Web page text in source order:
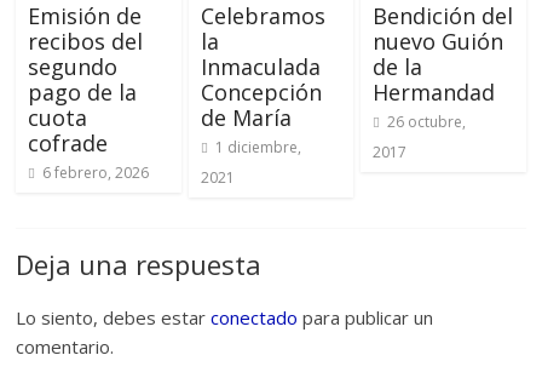
Emisión de
recibos del
segundo
pago de la
cuota
cofrade
6 febrero, 2026
Celebramos
la
Inmaculada
Concepción
de María
1 diciembre,
2021
Bendición del
nuevo Guión
de la
Hermandad
26 octubre,
2017
Deja una respuesta
Lo siento, debes estarconectado para publicar un
comentario.